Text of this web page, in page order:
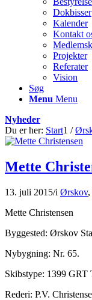
Dokbisser
Kalender
Kontakt
Projekter
Referater
Vision
Søg
Menu Menu
Nyheder
Du er her: Start1 /
Mette
13. juli 2015/i Ørskov,
Mette Christensen
Byggested: Ørskov
Nybygning: Nr. 65.
Skibstype: 1399 GRT
Rederi: P.V.